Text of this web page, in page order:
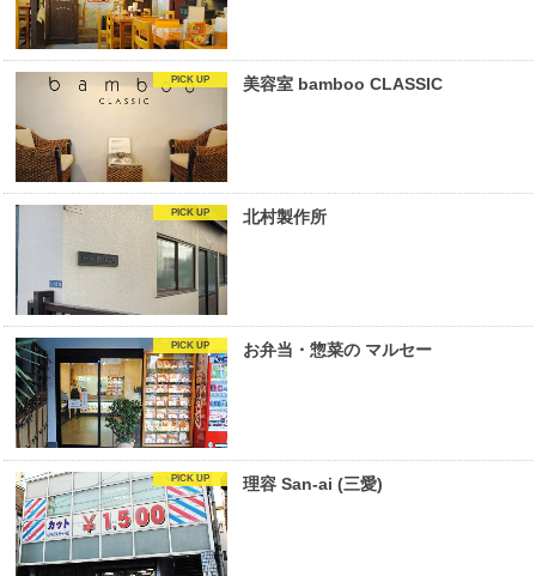
美容室 bamboo CLASSIC
北村製作所
お弁当・惣菜の マルセー
理容 San-ai (三愛)